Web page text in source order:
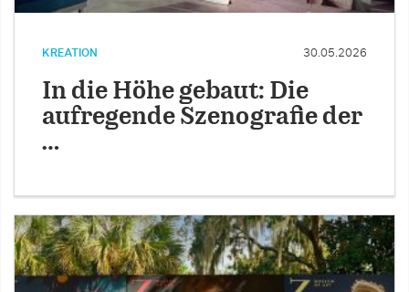
KREATION 30.05.2026
In die Höhe gebaut: Die
aufregende Szenografie der
…